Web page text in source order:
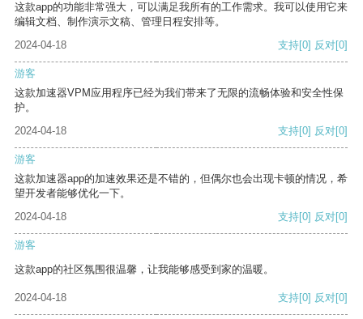
这款app的功能非常强大，可以满足我所有的工作需求。我可以使用它来
编辑文档、制作演示文稿、管理日程安排等。
2024-04-18
支持[0] 反对[0]
游客
这款加速器VPM应用程序已经为我们带来了无限的流畅体验和安全性保
护。
2024-04-18
支持[0] 反对[0]
游客
这款加速器app的加速效果还是不错的，但偶尔也会出现卡顿的情况，希
望开发者能够优化一下。
2024-04-18
支持[0] 反对[0]
游客
这款app的社区氛围很温馨，让我能够感受到家的温暖。
2024-04-18 支持[0] 反对[0]